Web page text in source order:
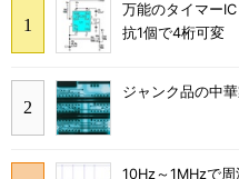
万能のタイマー
抗1個で4桁可変
ジャンク品の中
10Hz～1MHzで